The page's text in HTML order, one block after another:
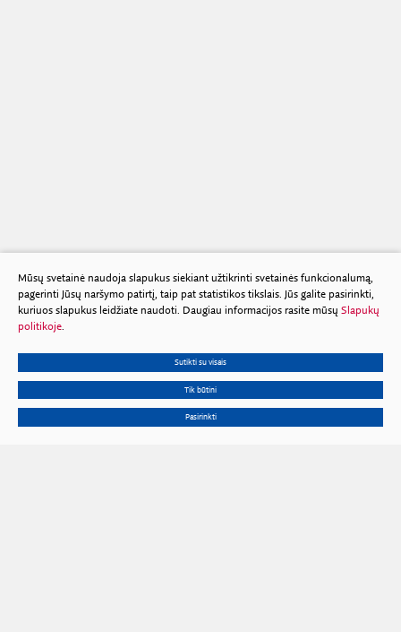
Mūsų svetainė naudoja slapukus siekiant užtikrinti svetainės funkcionalumą,
pagerinti Jūsų naršymo patirtį, taip pat statistikos tikslais. Jūs galite pasirinkti,
kuriuos slapukus leidžiate naudoti. Daugiau informacijos rasite mūsų Slapukų
politikoje.
Sutikti su visais
Tik būtini
Pasirinkti